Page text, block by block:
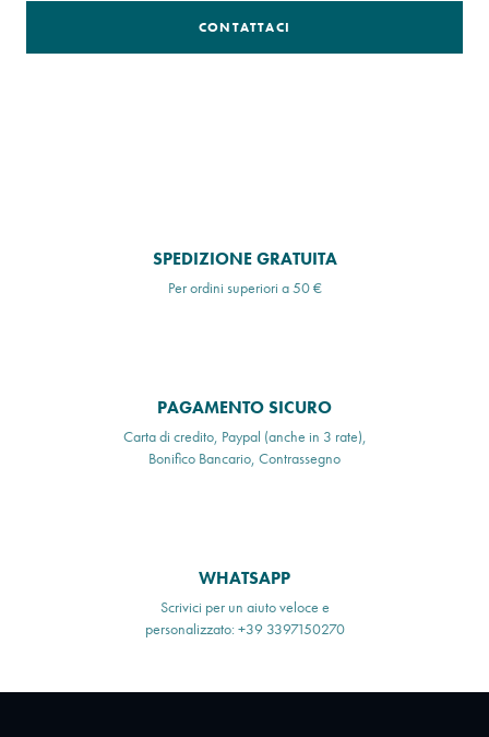
CONTATTACI
SPEDIZIONE GRATUITA
Per ordini superiori a 50 €
PAGAMENTO SICURO
Carta di credito, Paypal (anche in 3 rate),
Bonifico Bancario, Contrassegno
WHATSAPP
Scrivici per un aiuto veloce e
personalizzato: +39 3397150270